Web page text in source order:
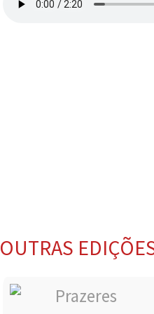
OUTRAS